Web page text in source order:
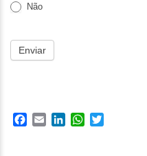
Não
Enviar
Facebook
Email LinkedInWhatsApp